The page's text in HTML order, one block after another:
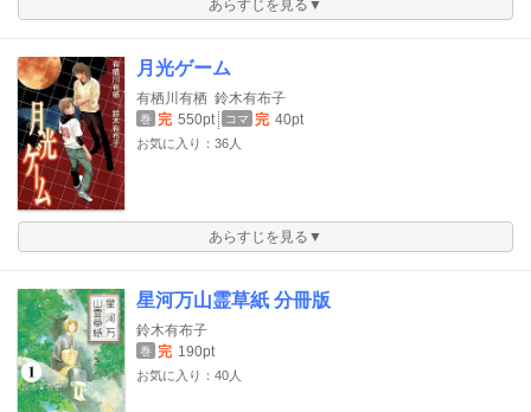
あらすじを見る▼
月光ゲーム
有栖川有栖 鈴木有布子
巻 完 550pt コマ 完 40pt
お気に入り：36人
あらすじを見る▼
星河万山霊草紙 分冊版
鈴木有布子
巻 完 190pt
お気に入り：40人